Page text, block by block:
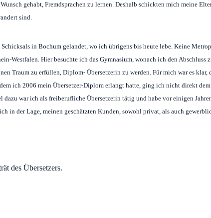
gehabt, Fremdsprachen zu lernen. Deshalb schickten mich meine
sind.
in Bochum gelandet, wo ich übrigens bis heute lebe. Keine
Westfalen. Hier besuchte ich das Gymnasium, wonach ich den
Traum zu erfüllen, Diplom- Übersetzerin zu werden. Für mich war es
ich 2006 mein Übersetzer-Diplom erlangt hatte, ging ich nicht direkt
war ich als freiberufliche Übersetzerin tätig und habe vor einigen
in der Lage, meinen geschätzten Kunden, sowohl privat, als auch
des Übersetzers.